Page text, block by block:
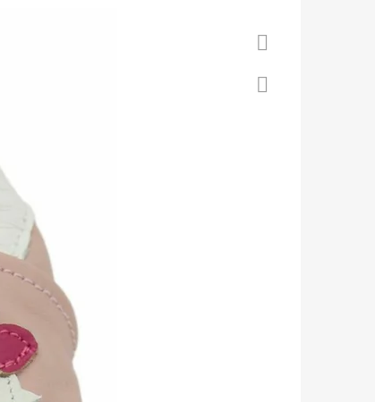
Facebook